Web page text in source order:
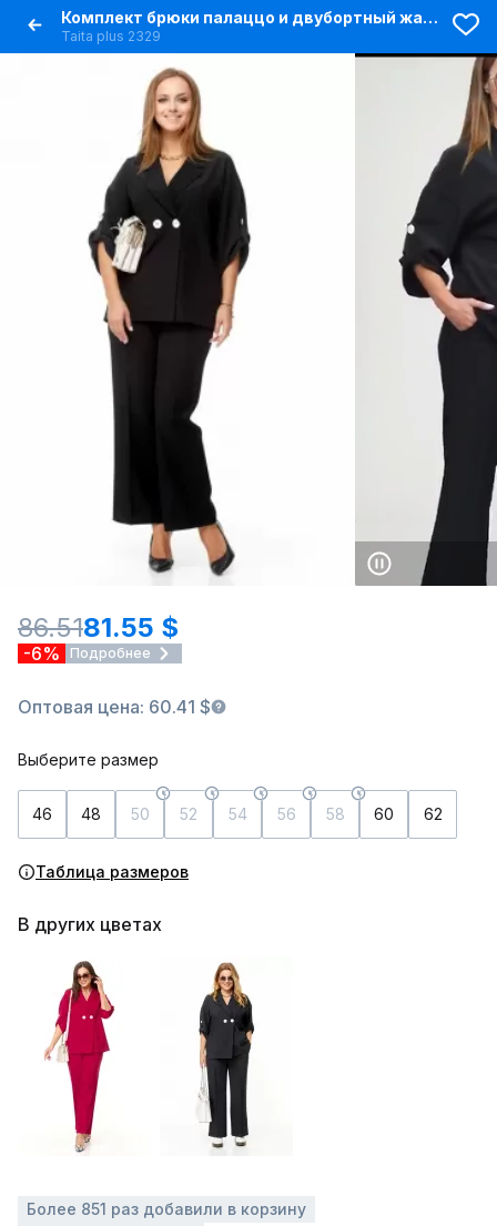
Комплект брюки палаццо и двубортный жакет на каждый день
Taita plus 2329
86.5181.55 $
-6% Подробнее
Оптовая цена: 60.41 $
Выберите размер
46 48 50 52 54 56 58 60 62
Таблица размеров
В других цветах
Более 851 раз добавили в корзину